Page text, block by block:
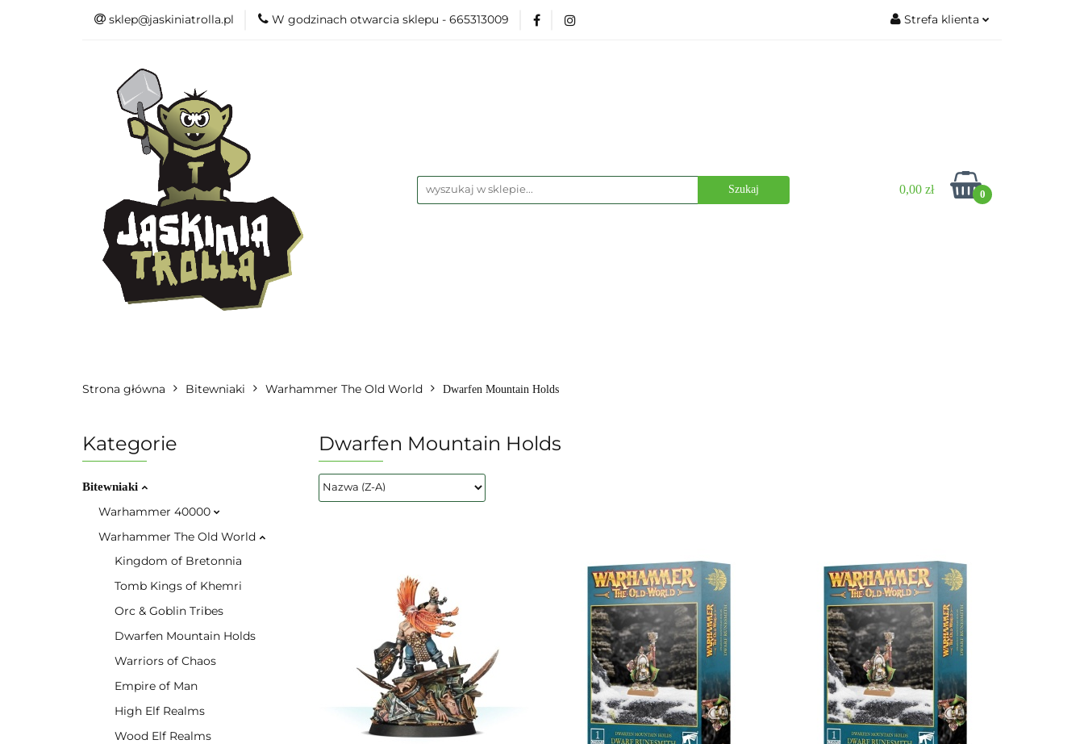
sklep@jaskiniatrolla.pl W godzinach otwarcia sklepu - 665313009 Strefa klienta
0,00 zł 0
Strona główna Bitewniaki Warhammer The Old World Dwarfen Mountain Holds
Kategorie
Bitewniaki
Warhammer 40000
Warhammer The Old World
Kingdom of Bretonnia
Tomb Kings of Khemri
Orc & Goblin Tribes
Dwarfen Mountain Holds
Warriors of Chaos
Empire of Man
High Elf Realms
Wood Elf Realms
Dwarfen Mountain Holds